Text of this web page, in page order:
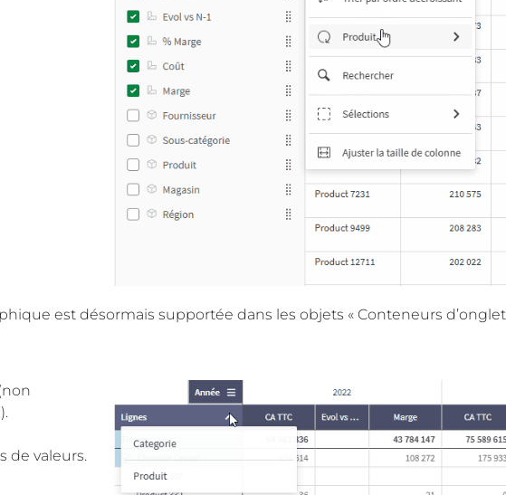
est désormais supportée dans les objets « Conteneurs
de valeurs.